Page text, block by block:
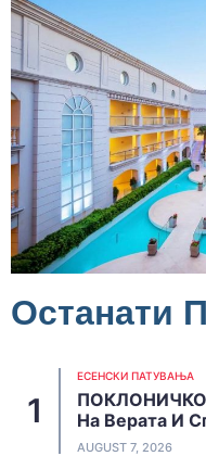
Останати
ЕСЕНСКИ ПАТУВАЊА
ПОКЛОНИЧКО
На Верата И
AUGUST 7, 2026